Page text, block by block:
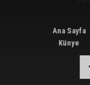
Ana Sayfa
Künye